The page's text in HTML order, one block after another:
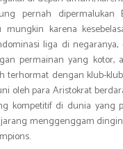
pernah dipermalukan
mungkin karena
liga di
permainan yang kotor,
terhormat dengan klub-
oleh para Aristokrat
kompetitif di dunia yang
menggenggam